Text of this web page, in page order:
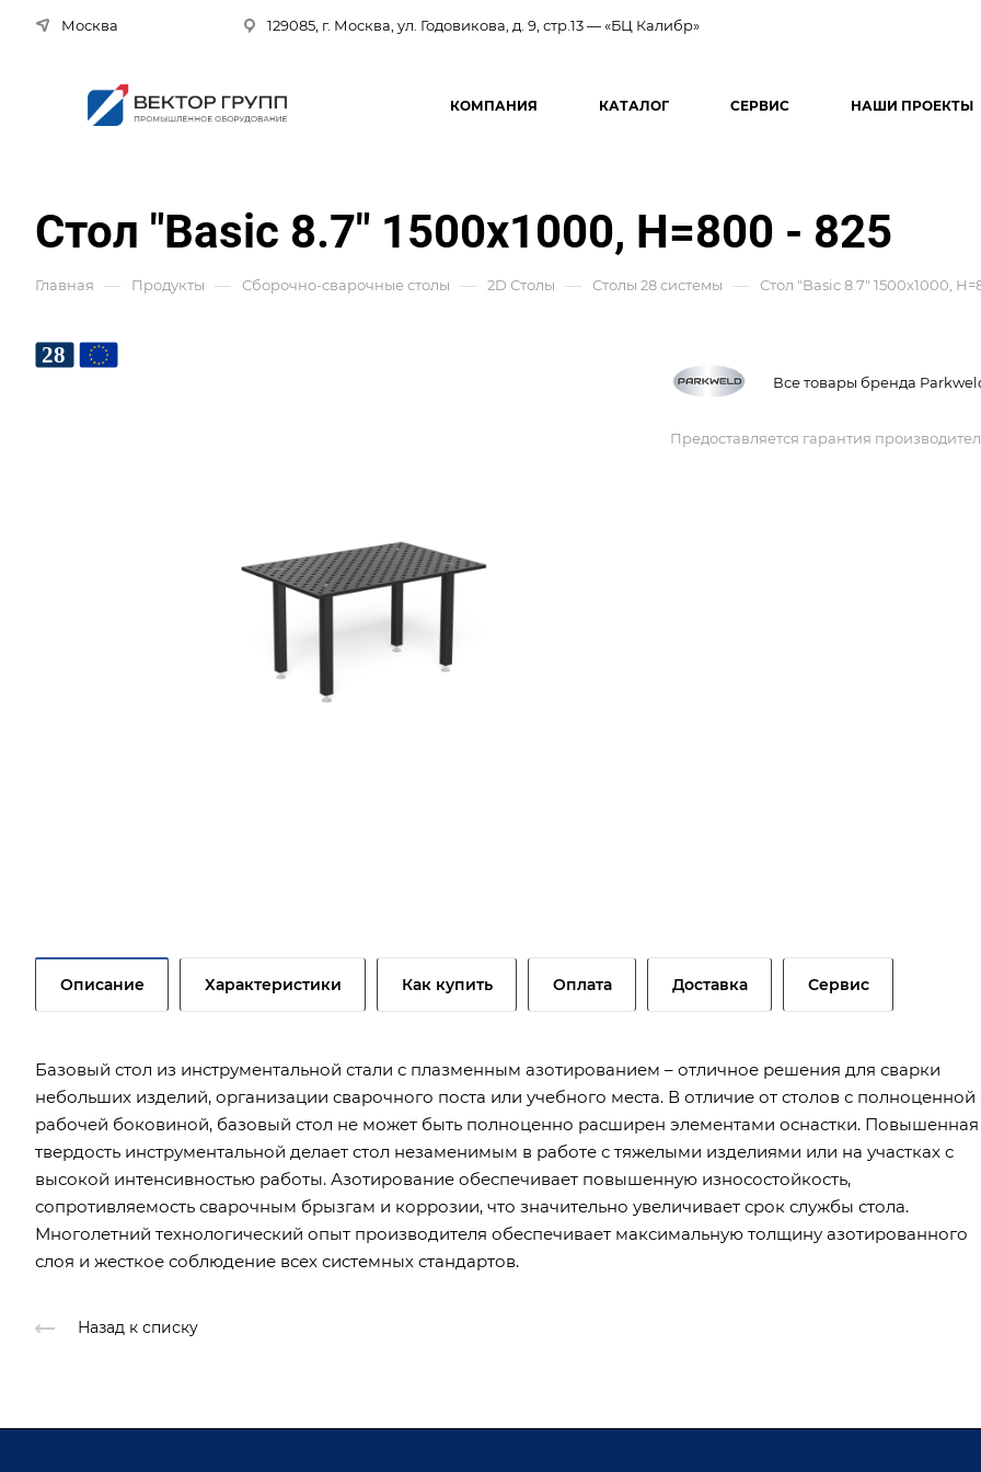
Москва 129085, г. Москва, ул. Годовикова, д. 9, стр.13 — «БЦ Калибр»
КОМПАНИЯ КАТАЛОГ СЕРВИС НАШИ ПРОЕКТЫ
Стол "Basic 8.7" 1500x1000, Н=800 - 825
Главная — Продукты — Сборочно-сварочные столы — 2D Столы — Столы 28 системы — Стол "Basic 8.7" 1500x1000,
Все товары бренда
Предоставляется гарантия
Описание Характеристики Как купить Оплата Доставка Сервис
Базовый стол из инструментальной стали с плазменным азотированием – отличное решения для сварки
небольших изделий, организации сварочного поста или учебного места. В отличие от столов с полноценной
рабочей боковиной, базовый стол не может быть полноценно расширен элементами оснастки. Повышенная
твердость инструментальной делает стол незаменимым в работе с тяжелыми изделиями или на участках с
высокой интенсивностью работы. Азотирование обеспечивает повышенную износостойкость,
сопротивляемость сварочным брызгам и коррозии, что значительно увеличивает срок службы стола.
Многолетний технологический опыт производителя обеспечивает максимальную толщину азотированного
слоя и жесткое соблюдение всех системных стандартов.
Назад к списку